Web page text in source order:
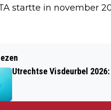
startte in november
4800
E-MAIL MET
Utrechtse Visdeurbel